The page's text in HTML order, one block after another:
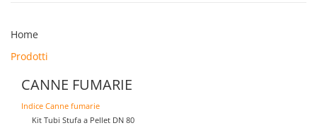
Home
Prodotti
CANNE FUMARIE
Indice Canne fumarie
Kit Tubi Stufa a Pellet DN 80